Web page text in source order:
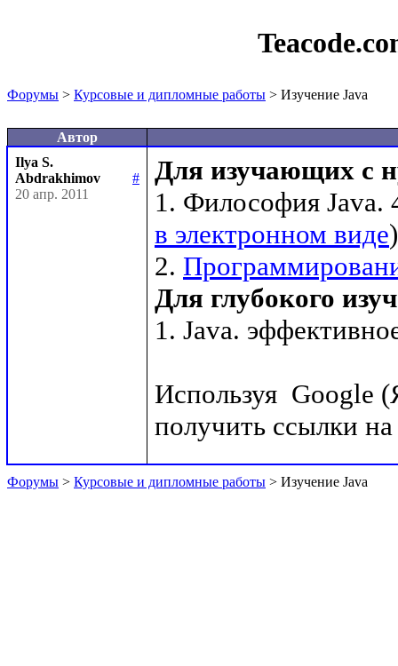
Форумы > Курсовые и дипломные работы > Изучение Java
Автор
Ilya S.
Abdrakhimov
#
20 апр. 2011
Для изучающих с
1. Философия Java.
в электронном виде)
2.
Для глубокого
1. Java.
Используя  Google
Форумы > Курсовые и дипломные работы > Изучение Java